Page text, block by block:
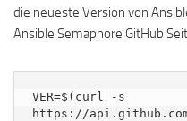
die neueste Version von
Ansible Semaphore GitHub
VER=$(curl -s
https://